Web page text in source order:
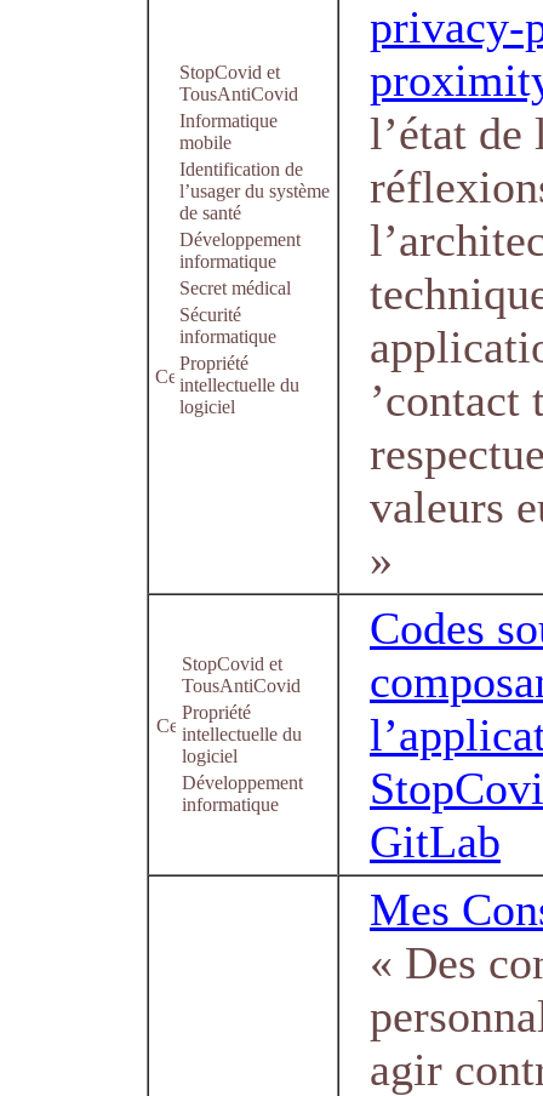
StopCovid et
TousAntiCovid
Informatique
mobile
Identification de
l’usager du système
de santé
Développement
informatique
Secret médical
Sécurité
informatique
Propriété
intellectuelle du
logiciel
privacy-
l’état de
’contact
valeurs
»
StopCovid et
TousAntiCovid
Propriété
intellectuelle du
logiciel
Développement
informatique
Codes
GitLab
Mes
« Des
agir